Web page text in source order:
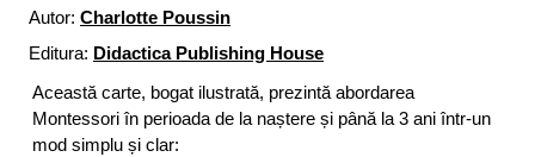
Autor: Charlotte Poussin
Editura: Didactica Publishing House
Această carte, bogat ilustrată, prezintă abordarea
Montessori în perioada de la naștere și până la 3 ani într-un
mod simplu și clar: